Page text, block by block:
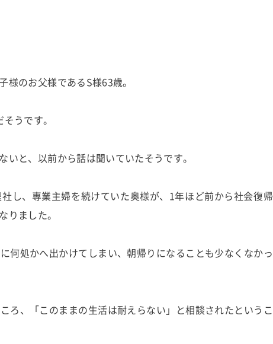
のお父様であるS様63歳。
うです。
と、以前から話は聞いていたそうです。
し、専業主婦を続けていた奥様が、1年ほど前から社会復帰
りました。
何処かへ出かけてしまい、朝帰りになることも少なくなかっ
ろ、「このままの生活は耐えらない」と相談されたというこ